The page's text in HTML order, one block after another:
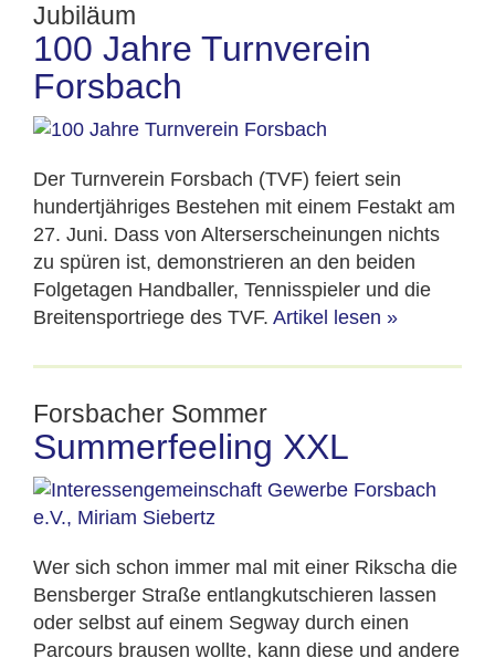
Jubiläum
100 Jahre Turnverein
Forsbach
Der Turnverein Forsbach (TVF) feiert sein
hundertjähriges Bestehen mit einem Festakt am
27. Juni. Dass von Alterserscheinungen nichts
zu spüren ist, demonstrieren an den beiden
Folgetagen Handballer, Tennisspieler und die
Breitensportriege des TVF. Artikel lesen »
Forsbacher Sommer
Summerfeeling XXL
Wer sich schon immer mal mit einer Rikscha die
Bensberger Straße entlangkutschieren lassen
oder selbst auf einem Segway durch einen
Parcours brausen wollte, kann diese und andere